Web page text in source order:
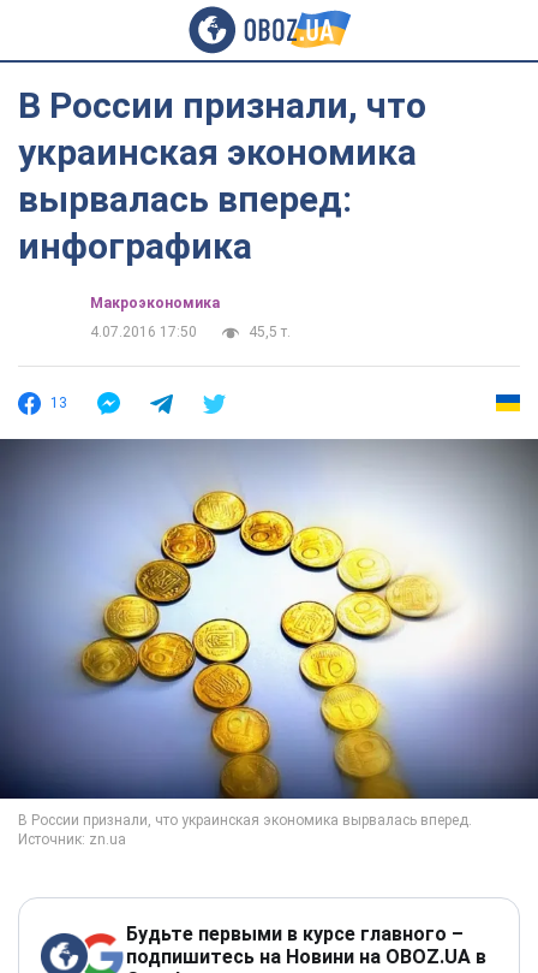
В России признали, что
украинская экономика
вырвалась вперед:
инфографика
Mакроэкономика
4.07.2016 17:50
45,5 т.
13
Будьте первыми в курсе главного –
подпишитесь на Новини на OBOZ.UA в